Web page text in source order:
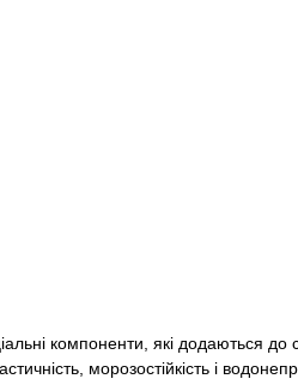
компоненти, які додаються до
морозостійкість і